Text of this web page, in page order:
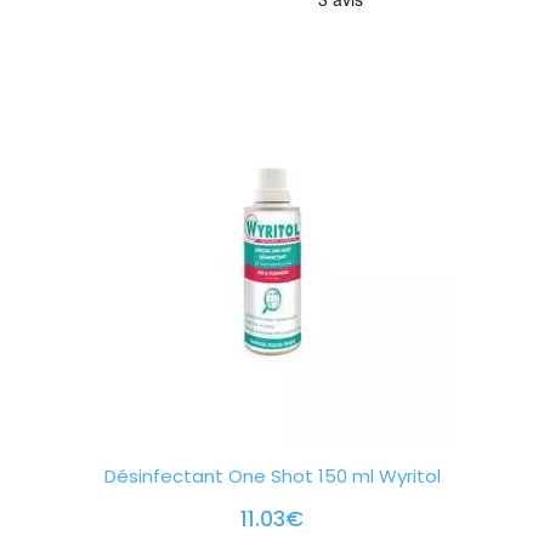
Désinfectant One Shot 150 ml Wyritol
11.03€